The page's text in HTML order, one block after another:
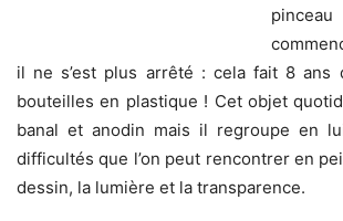
il ne s’est plus arrêté : cela fait 8 ans
bouteilles en plastique ! Cet objet
banal et anodin mais il regroupe en
difficultés que l’on peut rencontrer en
dessin, la lumière et la transparence.